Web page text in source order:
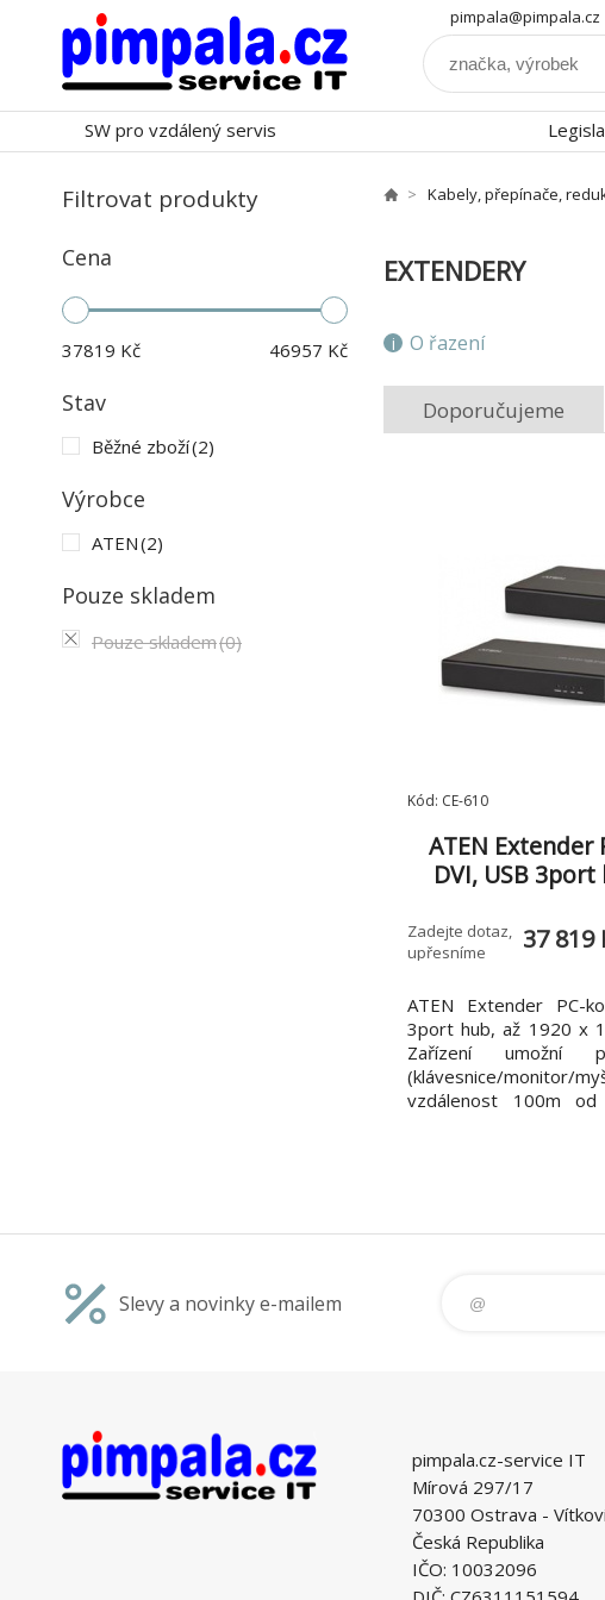
pimpala@pimpala.cz
SW pro vzdálený servis
Filtrovat produkty
Cena
37819 Kč 46957 Kč
Stav
Běžné zboží(2)
Výrobce
ATEN(2)
Pouze skladem
Pouze skladem(0)
Kabely, přepínače,
EXTENDERY
O řazení
Doporučujeme
Kód: CE-610
ATEN Extender
DVI, USB
Zadejte dotaz,
upřesníme
37 819
ATEN Extender PC-
3port hub, až 1920 x
Zařízení umožní
(klávesnice/
vzdálenost 100m od
Slevy a novinky e-mailem
pimpala.cz-service IT
Mírová 297/17
70300 Ostrava -
Česká Republika
IČO: 10032096